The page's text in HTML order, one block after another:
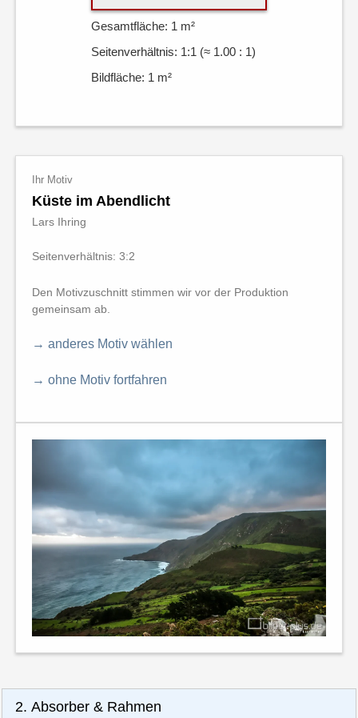
Gesamtfläche: 1 m²
Seitenverhältnis: 1:1 (≈ 1.00 : 1)
Bildfläche: 1 m²
Ihr Motiv
Küste im Abendlicht
Lars Ihring
Seitenverhältnis: 3:2
Den Motivzuschnitt stimmen wir vor der Produktion
gemeinsam ab.
→ anderes Motiv wählen
→ ohne Motiv fortfahren
2. Absorber & Rahmen